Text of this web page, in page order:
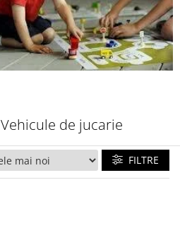
Vehicule de jucarie
FILTRE